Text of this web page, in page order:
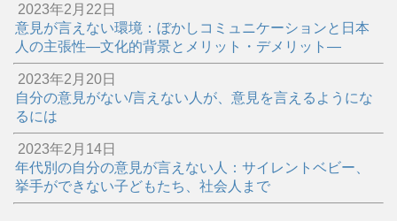
2023年2月22日
意見が言えない環境：ぼかしコミュニケーションと日本
人の主張性―文化的背景とメリット・デメリット―
2023年2月20日
自分の意見がない/言えない人が、意見を言えるようにな
るには
2023年2月14日
年代別の自分の意見が言えない人：サイレントベビー、
挙手ができない子どもたち、社会人まで